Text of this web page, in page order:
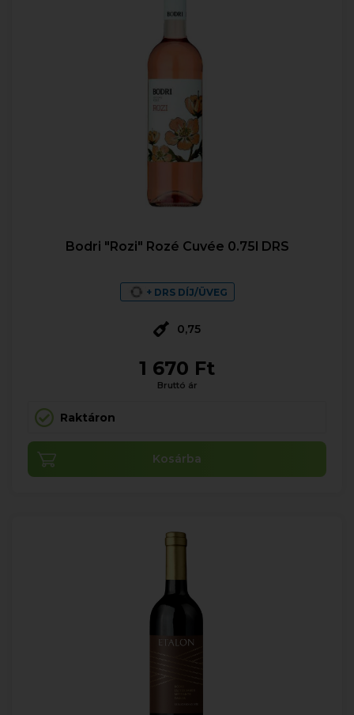
Bodri "Rozi" Rozé Cuvée 0.75l DRS
+ DRS DÍJ/ÜVEG
0,75
1 670 Ft
Bruttó ár
Raktáron
Kosárba